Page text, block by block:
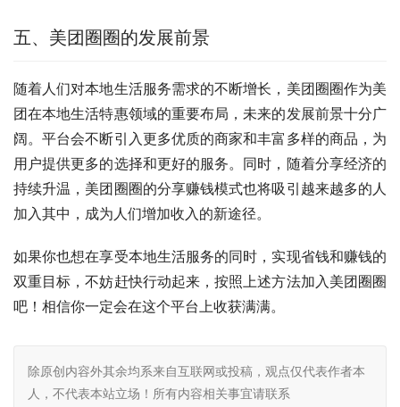
五、美团圈圈的发展前景
随着人们对本地生活服务需求的不断增长，美团圈圈作为美
团在本地生活特惠领域的重要布局，未来的发展前景十分广
阔。平台会不断引入更多优质的商家和丰富多样的商品，为
用户提供更多的选择和更好的服务。同时，随着分享经济的
持续升温，美团圈圈的分享赚钱模式也将吸引越来越多的人
加入其中，成为人们增加收入的新途径。
如果你也想在享受本地生活服务的同时，实现省钱和赚钱的
双重目标，不妨赶快行动起来，按照上述方法加入美团圈圈
吧！相信你一定会在这个平台上收获满满。
除原创内容外其余均系来自互联网或投稿，观点仅代表作者本
人，不代表本站立场！所有内容相关事宜请联系